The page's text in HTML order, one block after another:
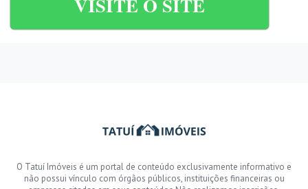
O Tatuí Imóveis é um portal de conteúdo exclusivamente informativo e
não possui vínculo com órgãos públicos, instituições financeiras ou